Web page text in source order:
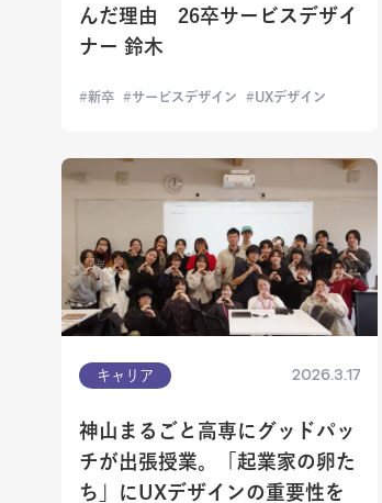
んだ理由 26卒サービスデザイ
ナー 鈴木
新卒 サービスデザイン UXデザイン
キャリア 2026.3.17
神山まるごと高専にグッドパッ
チが出張授業。「起業家の卵た
ち」にUXデザインの重要性を